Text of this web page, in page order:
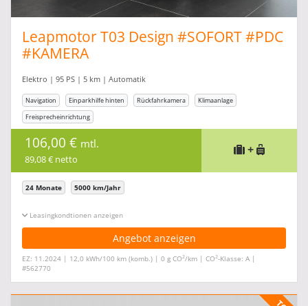
Leapmotor T03 Design #SOFORT #PDC
#KAMERA
Elektro | 95 PS | 5 km | Automatik
Navigation Einparkhilfe hinten Rückfahrkamera
Klimaanlage
Freisprecheinrichtung
106,00 € mtl.
89,08 € netto
+
24 Monate 5000 km/Jahr
Leasingkonditionen ein-/ausblenden
Angebot anzeigen
EZ: 11.2024 | 12,0 kWh/100 km (komb.) | 0 g CO2/km | CO2-Klasse: A |
#562770